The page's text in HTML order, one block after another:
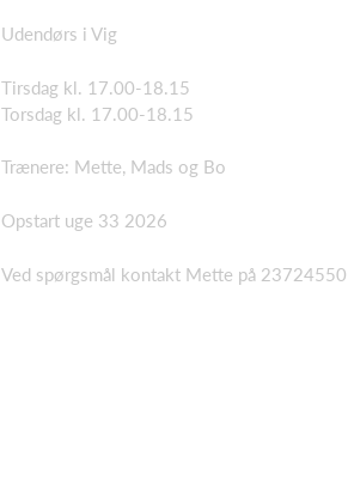
Udendørs i Vig
Tirsdag kl. 17.00-18.15
Torsdag kl. 17.00-18.15
Trænere: Mette, Mads og Bo
Opstart uge 33 2026
Ved spørgsmål kontakt Mette på 23724550